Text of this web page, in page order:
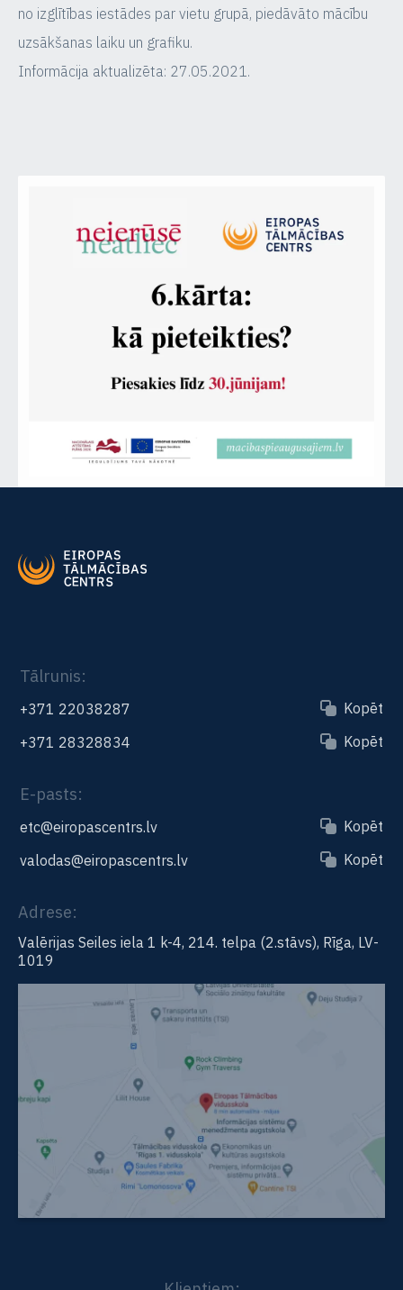
no izglītības iestādes par vietu grupā, piedāvāto mācību
uzsākšanas laiku un grafiku.
Informācija aktualizēta: 27.05.2021.
Tālrunis:
+371 22038287
Kopēt
+371 28328834
Kopēt
E-pasts:
etc@eiropascentrs.lv
Kopēt
valodas@eiropascentrs.lv
Kopēt
Adrese:
Valērijas Seiles iela 1 k-4, 214. telpa (2.stāvs), Rīga, LV-
1019